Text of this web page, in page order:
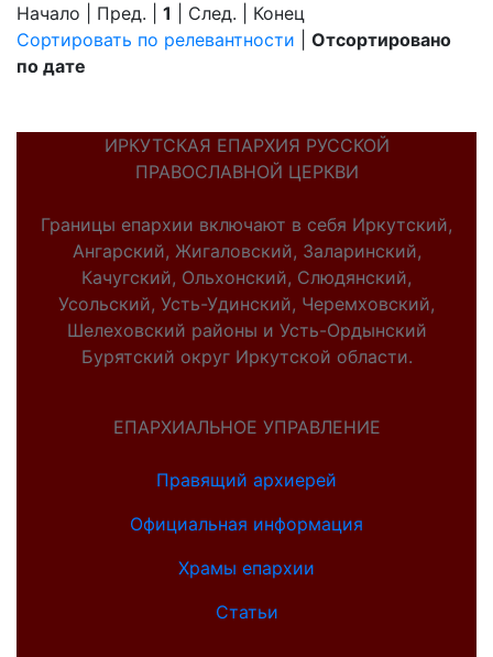
Начало | Пред. | 1 | След. | Конец
Сортировать по релевантности
Отсортировано
по дате
ИРКУТСКАЯ ЕПАРХИЯ РУССКОЙ
ПРАВОСЛАВНОЙ ЦЕРКВИ
Границы епархии включают в себя Иркутский,
Ангарский, Жигаловский, Заларинский,
Качугский, Ольхонский, Слюдянский,
Усольский, Усть-Удинский, Черемховский,
Шелеховский районы и Усть-Ордынский
Бурятский округ Иркутской области.
ЕПАРХИАЛЬНОЕ УПРАВЛЕНИЕ
Правящий архиерей
Официальная информация
Храмы епархии
Статьи